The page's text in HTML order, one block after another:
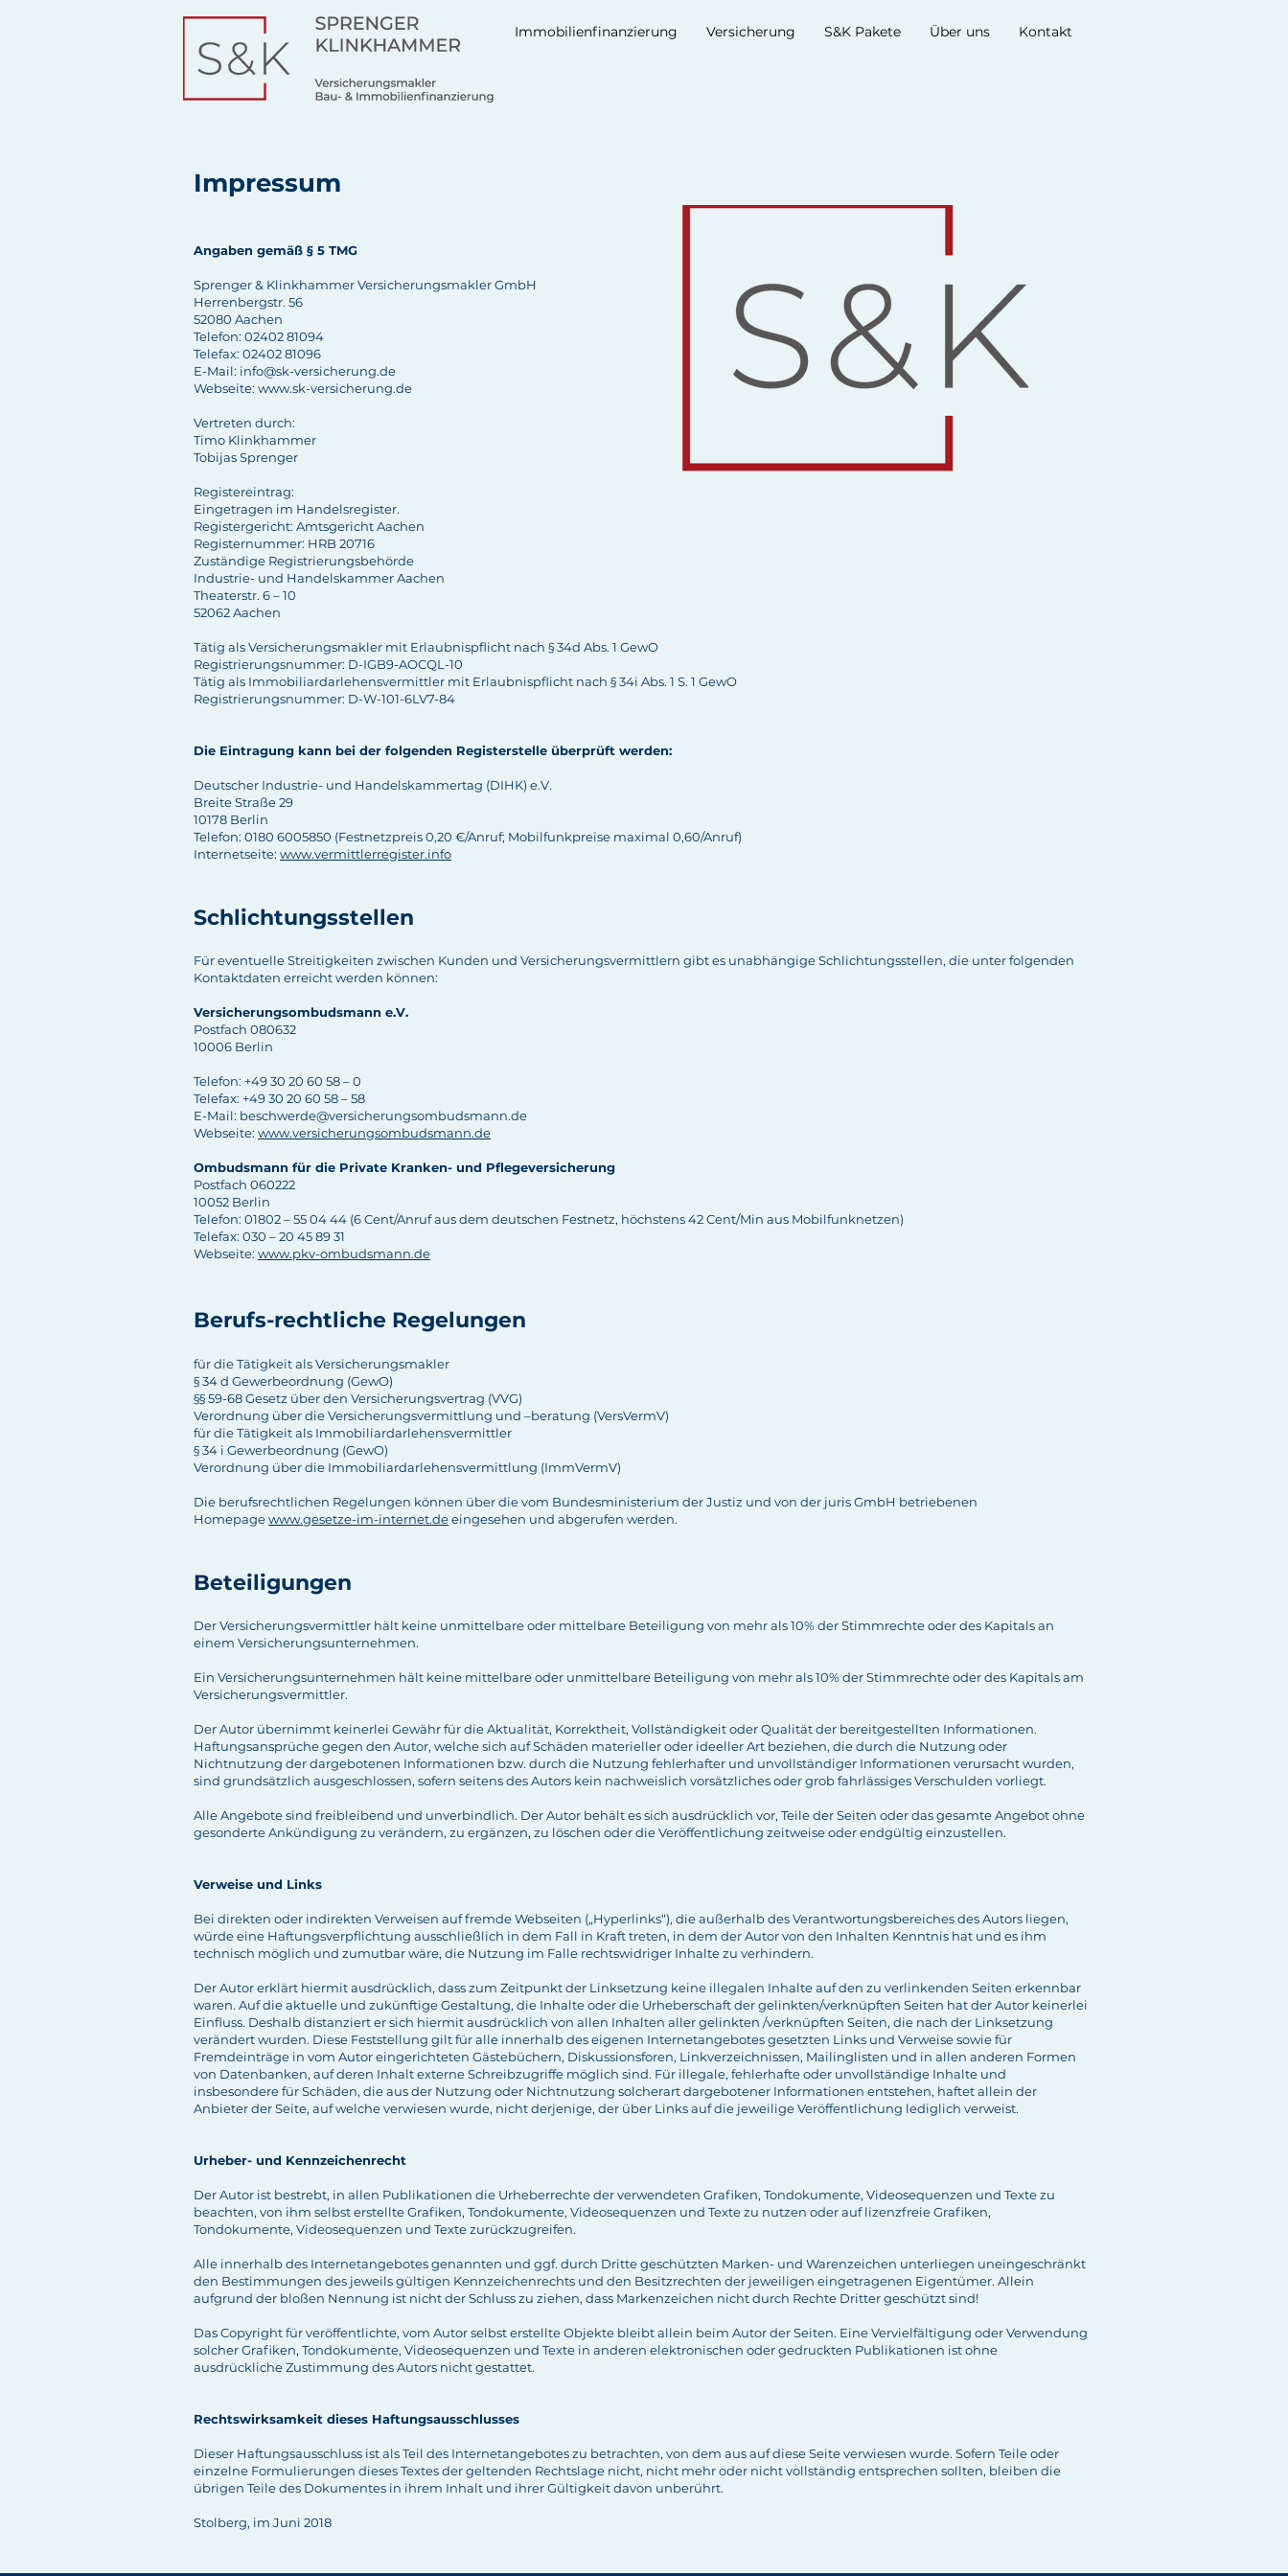
Immobilienfinanzierung Versicherung S&K Pakete Über uns Kontakt
Impressum
Angaben gemäß § 5 TMG
Sprenger & Klinkhammer Versicherungsmakler GmbH
Herrenbergstr. 56
52080 Aachen
Telefon: 02402 81094
Telefax: 02402 81096
E-Mail: info@sk-versicherung.de
Webseite: www.sk-versicherung.de
Vertreten durch:
Timo Klinkhammer
Tobijas Sprenger
Registereintrag:
Eingetragen im Handelsregister.
Registergericht: Amtsgericht Aachen
Registernummer: HRB 20716
Zuständige Registrierungsbehörde
In­dus­trie- und Han­dels­kam­mer Aa­chen
Thea­ter­str. 6 – 10
52062 Aa­chen
Tätig als Versicherungsmakler mit Erlaubnispflicht nach § 34d Abs. 1 GewO
Registrierungsnummer: D-IGB9-AOCQL-10
Tätig als Immobiliardarlehensvermittler mit Erlaubnispflicht nach § 34i Abs. 1 S. 1 GewO
Registrierungsnummer: D-W-101-6LV7-84
Die Eintragung kann bei der folgenden Registerstelle überprüft werden:
Deutscher Industrie- und Handelskammertag (DIHK) e.V.
Breite Straße 29
10178 Berlin
Telefon: 0180 6005850 (Festnetzpreis 0,20 €/Anruf; Mobilfunkpreise maximal 0,60/Anruf)
Internetseite: www.vermittlerregister.info
Schlichtungsstellen
Für eventuelle Streitigkeiten zwischen Kunden und Versicherungsvermittlern gibt es unabhängige Schlichtungsstellen, die unter folgenden
Kontaktdaten erreicht werden können:
Versicherungsombudsmann e.V.
Postfach 080632
10006 Berlin
Telefon: +49 30 20 60 58 – 0
Telefax: +49 30 20 60 58 – 58
E-Mail: beschwerde@versicherungsombudsmann.de
Webseite: www.versicherungsombudsmann.de
Ombudsmann für die Private Kranken- und Pflegeversicherung
Postfach 060222
10052 Berlin
Telefon: 01802 – 55 04 44 (6 Cent/Anruf aus dem deutschen Festnetz, höchstens 42 Cent/Min aus Mobilfunknetzen)
Telefax: 030 – 20 45 89 31
Webseite: www.pkv-ombudsmann.de
Berufs-rechtliche Regelungen
für die Tätigkeit als Versicherungsmakler
§ 34 d Gewerbeordnung (GewO)
§§ 59-68 Gesetz über den Versicherungsvertrag (VVG)
Verordnung über die Versicherungsvermittlung und –beratung (VersVermV)
für die Tätigkeit als Immobiliardarlehensvermittler
§ 34 i Gewerbeordnung (GewO)
Verordnung über die Immobiliardarlehensvermittlung (ImmVermV)
Die berufsrechtlichen Regelungen können über die vom Bundesministerium der Justiz und von der juris GmbH betriebenen
Homepagewww.gesetze-im-internet.deeingesehen und abgerufen werden.
Beteiligungen
Der Versicherungsvermittler hält keine unmittelbare oder mittelbare Beteiligung von mehr als 10% der Stimmrechte oder des Kapitals an
einem Versicherungsunternehmen.
Ein Versicherungsunternehmen hält keine mittelbare oder unmittelbare Beteiligung von mehr als 10% der Stimmrechte oder des Kapitals am
Versicherungsvermittler.
Der Autor übernimmt keinerlei Gewähr für die Aktualität, Korrektheit, Vollständigkeit oder Qualität der bereitgestellten Informationen.
Haftungsansprüche gegen den Autor, welche sich auf Schäden materieller oder ideeller Art beziehen, die durch die Nutzung oder
Nichtnutzung der dargebotenen Informationen bzw. durch die Nutzung fehlerhafter und unvollständiger Informationen verursacht wurden,
sind grundsätzlich ausgeschlossen, sofern seitens des Autors kein nachweislich vorsätzliches oder grob fahrlässiges Verschulden vorliegt.
Alle Angebote sind freibleibend und unverbindlich. Der Autor behält es sich ausdrücklich vor, Teile der Seiten oder das gesamte Angebot ohne
gesonderte Ankündigung zu verändern, zu ergänzen, zu löschen oder die Veröffentlichung zeitweise oder endgültig einzustellen.
Verweise und Links
Bei direkten oder indirekten Verweisen auf fremde Webseiten („Hyperlinks“), die außerhalb des Verantwortungsbereiches des Autors liegen,
würde eine Haftungsverpflichtung ausschließlich in dem Fall in Kraft treten, in dem der Autor von den Inhalten Kenntnis hat und es ihm
technisch möglich und zumutbar wäre, die Nutzung im Falle rechtswidriger Inhalte zu verhindern.
Der Autor erklärt hiermit ausdrücklich, dass zum Zeitpunkt der Linksetzung keine illegalen Inhalte auf den zu verlinkenden Seiten erkennbar
waren. Auf die aktuelle und zukünftige Gestaltung, die Inhalte oder die Urheberschaft der gelinkten/verknüpften Seiten hat der Autor keinerlei
Einfluss. Deshalb distanziert er sich hiermit ausdrücklich von allen Inhalten aller gelinkten /verknüpften Seiten, die nach der Linksetzung
verändert wurden. Diese Feststellung gilt für alle innerhalb des eigenen Internetangebotes gesetzten Links und Verweise sowie für
Fremdeinträge in vom Autor eingerichteten Gästebüchern, Diskussionsforen, Linkverzeichnissen, Mailinglisten und in allen anderen Formen
von Datenbanken, auf deren Inhalt externe Schreibzugriffe möglich sind. Für illegale, fehlerhafte oder unvollständige Inhalte und
insbesondere für Schäden, die aus der Nutzung oder Nichtnutzung solcherart dargebotener Informationen entstehen, haftet allein der
Anbieter der Seite, auf welche verwiesen wurde, nicht derjenige, der über Links auf die jeweilige Veröffentlichung lediglich verweist.
Urheber- und Kennzeichenrecht
Der Autor ist bestrebt, in allen Publikationen die Urheberrechte der verwendeten Grafiken, Tondokumente, Videosequenzen und Texte zu
beachten, von ihm selbst erstellte Grafiken, Tondokumente, Videosequenzen und Texte zu nutzen oder auf lizenzfreie Grafiken,
Tondokumente, Videosequenzen und Texte zurückzugreifen.
Alle innerhalb des Internetangebotes genannten und ggf. durch Dritte geschützten Marken- und Warenzeichen unterliegen uneingeschränkt
den Bestimmungen des jeweils gültigen Kennzeichenrechts und den Besitzrechten der jeweiligen eingetragenen Eigentümer. Allein
aufgrund der bloßen Nennung ist nicht der Schluss zu ziehen, dass Markenzeichen nicht durch Rechte Dritter geschützt sind!
Das Copyright für veröffentlichte, vom Autor selbst erstellte Objekte bleibt allein beim Autor der Seiten. Eine Vervielfältigung oder Verwendung
solcher Grafiken, Tondokumente, Videosequenzen und Texte in anderen elektronischen oder gedruckten Publikationen ist ohne
ausdrückliche Zustimmung des Autors nicht gestattet.
Rechtswirksamkeit dieses Haftungsausschlusses
Dieser Haftungsausschluss ist als Teil des Internetangebotes zu betrachten, von dem aus auf diese Seite verwiesen wurde. Sofern Teile oder
einzelne Formulierungen dieses Textes der geltenden Rechtslage nicht, nicht mehr oder nicht vollständig entsprechen sollten, bleiben die
übrigen Teile des Dokumentes in ihrem Inhalt und ihrer Gültigkeit davon unberührt.
Stolberg, im Juni 2018